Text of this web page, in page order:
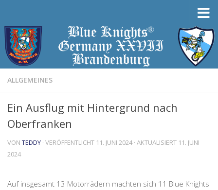
ALLGEMEINES
Ein Ausflug mit Hintergrund nach
Oberfranken
VON TEDDY · VERÖFFENTLICHT 11. JUNI 2024· AKTUALISIERT 11. JUNI
2024
Auf insgesamt 13 Motorrädern machten sich 11 Blue Knights